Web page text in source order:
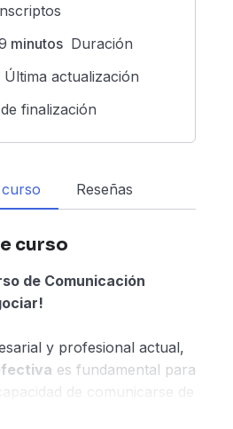
minutos Duración
actualización
finalización
Reseñas
curso
de Comunicación
y profesional actual,
es fundamental para
de comunicarse de